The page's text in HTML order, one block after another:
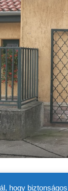
hogy